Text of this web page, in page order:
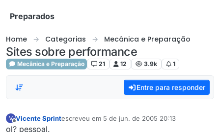
Preparados
Home Categorias Mecânica e Preparação
Sites sobre performance
Mecânica e Preparação 21 12 3.9k 1
Entre para responder
V
Offline
Vicente Sprintescreveu em 5 de jun. de 2005 20:13
última edição por
ol? pessoal.